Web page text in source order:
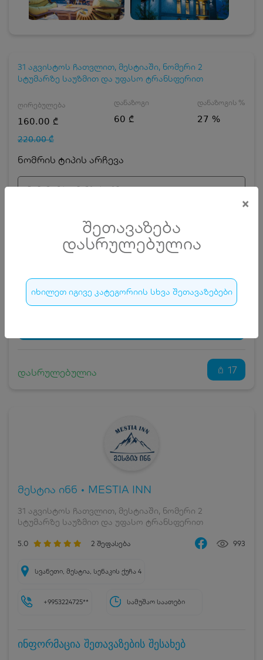
×
შეთავაზება
დასრულებულია
იხილეთ იგივე კატეგორიის სხვა შეთავაზებები
31 აგვისტოს ჩათვლით, მესტიაში, ნომერი 2
სტუმარზე საუზმით და უფასო ტრანსფერით
ღირებულება
160.00 ₾
220.00 ₾
დანაზოგი
60 ₾
დანაზოგის %
27 %
ნომრის ტიპის არჩევა
ნომერი 2 სტუმარზე საუზმით
სრული ღირებულების გადახდა 175₾
კვება
0 ₾
დასრულებულია 17
მესტია ინნ • MESTIA INN
31 აგვისტოს ჩათვლით, მესტიაში, ნომერი 2
სტუმარზე საუზმით და უფასო ტრანსფერით
5.0 2 შეფასება 993
სვანეთი, მესტია, სენაკის ქუჩა 4
+9953224725** სამუშაო საათები
ინფორმაცია შეთავაზების შესახებ